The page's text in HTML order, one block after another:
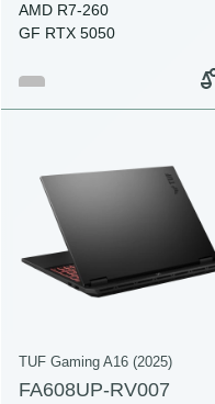
AMD R7-260
GF RTX 5050
TUF Gaming A16 (2025)
FA608UP-RV007